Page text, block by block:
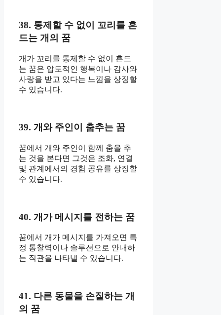
38. 통제할 수 없이 꼬리를 흔
드는 개의 꿈
개가 꼬리를 통제할 수 없이 흔드
는 꿈은 압도적인 행복이나 감사와
사랑을 받고 있다는 느낌을 상징할
수 있습니다.
39. 개와 주인이 춤추는 꿈
꿈에서 개와 주인이 함께 춤을 추
는 것을 본다면 그것은 조화, 연결
및 관계에서의 경험 공유를 상징할
수 있습니다.
40. 개가 메시지를 전하는 꿈
꿈에서 개가 메시지를 가져오면 특
정 통찰력이나 솔루션으로 안내하
는 직관을 나타낼 수 있습니다.
41. 다른 동물을 손질하는 개
의 꿈